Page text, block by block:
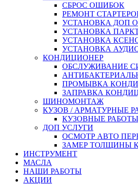
СБРОС ОШИБОК
РЕМОНТ
УСТАНОВКА ДОП
УСТАНОВКА
УСТАНОВКА
УСТАНОВКА
КОНДИЦИОНЕР
ОБСЛУЖИВАНИЕ
ПРОМЫВКА
ЗАПРАВКА
ШИНОМОНТАЖ
КУЗОВ / АРМАТУРНЫЕ
КУЗОВНЫЕ РАБОТЫ
ДОП УСЛУГИ
ОСМОТР АВТО
ЗАМЕР ТОЛЩИНЫ
ИНСТРУМЕНТ
МАСЛА
НАШИ РАБОТЫ
АКЦИИ